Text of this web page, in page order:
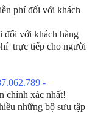
phí đối với khách
đối với khách hàng
trực tiếp cho người
-
chính xác nhất!
những bộ sưu tập